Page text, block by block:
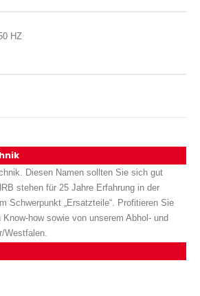
HZ
Diesen Namen sollten Sie sich gut
stehen für 25 Jahre Erfahrung in der
Schwerpunkt „Ersatzteile“. Profitieren Sie
how sowie von unserem Abhol- und
Westfalen.